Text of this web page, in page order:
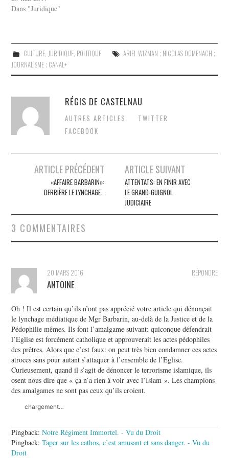
Dans "Juridique"
CULTURE, JURIDIQUE, POLITIQUE
ARIEL WIZMAN ; NICOLAS DOMENACH ;
JOURNALISME ; CANAL+
RÉGIS DE CASTELNAU
AUTRES ARTICLES
TWITTER
FACEBOOK
navigation
ARTICLE PRÉCÉDENT
«AFFAIRE BARBARIN»:
DERRIÈRE LE LYNCHAGE…
ARTICLE SUIVANT
ATTENTATS: EN FINIR AVEC
LE GRAND-GUIGNOL
JUDICIAIRE
3 COMMENTAIRES
RÉPONDRE
20 MARS 2016
ANTOINE
Oh ! Il est certain qu’ils n’ont pas apprécié votre article qui dénonçait
le lynchage médiatique de Mgr Barbarin, au-delà de la Justice et de la
Pédophilie mêmes. Ils font l’amalgame suivant: quiconque défendrait
l’Eglise est forcément catholique et approuverait les actes pédophiles
des prêtres. Alors que c’est faux: on peut très bien condamner ces actes
atroces sans pour autant s’attaquer à l’ensemble de l’Eglise.
Curieusement, quand il s’agit de dénoncer le terrorisme islamique, ils
osent nous dire que « ça n’a rien à voir avec l’Islam ». Les champions
des amalgames ne sont pas ceux qu’ils croient.
chargement…
Pingback:Notre Régiment Immortel. - Vu du Droit
Pingback:Taper sur les cathos, c’est amusant et sans danger. - Vu du
Droit